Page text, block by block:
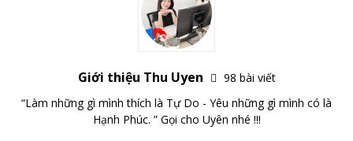
Giới thiệu Thu Uyen
98 bài viết
“Làm những gì mình thích là Tự Do - Yêu những gì mình có là
Hạnh Phúc. ” Gọi cho Uyên nhé !!!